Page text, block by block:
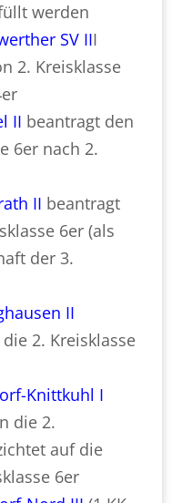
werden
SV III
2. Kreisklasse
II beantragt den
6er nach 2.
II beantragt
6er (als
der 3.
II
2. Kreisklasse
Knittkuhl I
die 2.
auf die
6er